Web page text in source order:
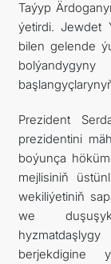
Taýyp
ýetirdi. Jewdet
bilen gelende
Prezident
prezidentini
boýunça
mejlisiniň
wekiliýetiniň
we